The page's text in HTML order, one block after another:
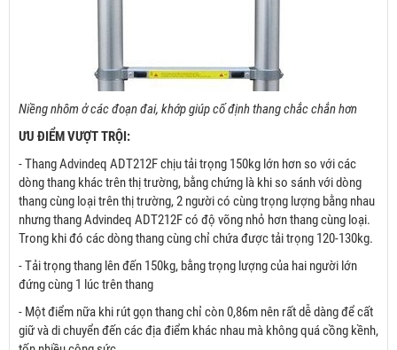
Niềng nhôm ở các đoạn đai, khớp giúp cố định thang chắc chắn hơn
ƯU ĐIỂM VƯỢT TRỘI:
- Thang Advindeq ADT212F chịu tải trọng 150kg lớn hơn so với các
dòng thang khác trên thị trường, bằng chứng là khi so sánh với dòng
thang cùng loại trên thị trường, 2 người có cùng trọng lượng bằng nhau
nhưng thang Advindeq ADT212F có độ võng nhỏ hơn thang cùng loại.
Trong khi đó các dòng thang cùng chỉ chứa được tải trọng 120-130kg.
- Tải trọng thang lên đến 150kg, bằng trọng lượng của hai người lớn
đứng cùng 1 lúc trên thang
- Một điểm nữa khi rút gọn thang chỉ còn 0,86m nên rất dễ dàng để cất
giữ và di chuyển đến các địa điểm khác nhau mà không quá cồng kềnh,